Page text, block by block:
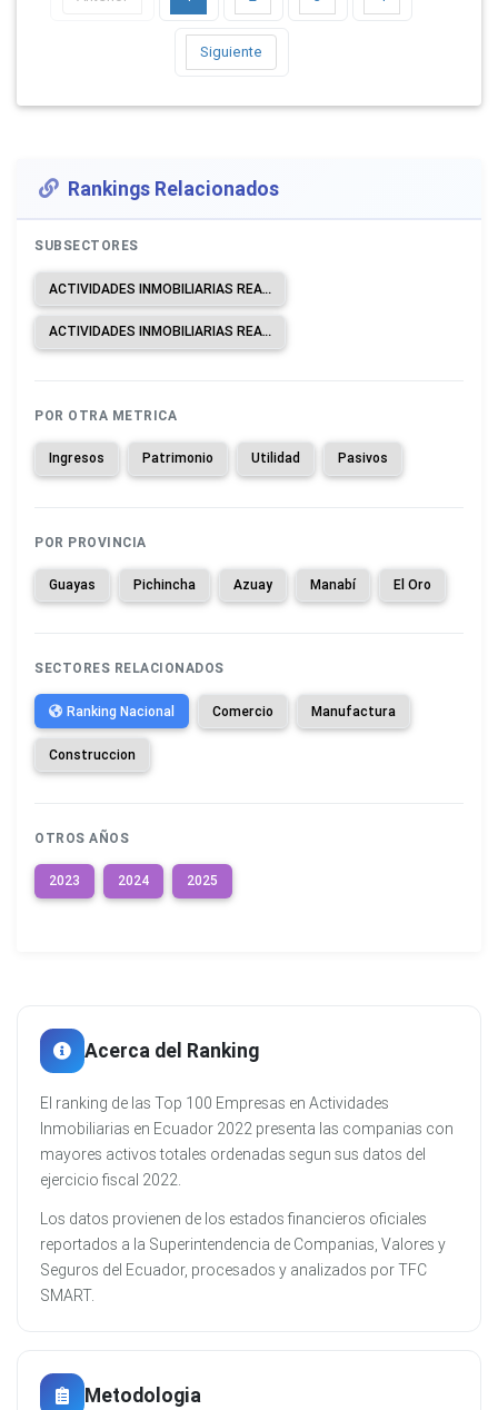
Siguiente
Rankings Relacionados
SUBSECTORES
ACTIVIDADES INMOBILIARIAS REALIZADAS CON BIENES PROPIOS O ARRENDADOS.
ACTIVIDADES INMOBILIARIAS REALIZADAS A CAMBIO DE UNA RETRIBUCIÓN O POR CONTRATO.
POR OTRA METRICA
Ingresos Patrimonio Utilidad Pasivos
POR PROVINCIA
Guayas Pichincha Azuay Manabí El Oro
SECTORES RELACIONADOS
Ranking Nacional Comercio Manufactura
Construccion
OTROS AÑOS
2023 2024 2025
Acerca del Ranking
El ranking de las Top 100 Empresas en Actividades
Inmobiliarias en Ecuador 2022 presenta las companias con
mayores activos totales ordenadas segun sus datos del
ejercicio fiscal 2022.
Los datos provienen de los estados financieros oficiales
reportados a la Superintendencia de Companias, Valores y
Seguros del Ecuador, procesados y analizados por TFC
SMART.
Metodologia